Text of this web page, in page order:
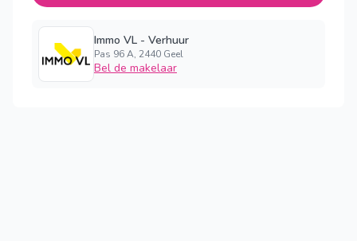
Immo VL - Verhuur
Pas 96 A, 2440 Geel
Bel de makelaar